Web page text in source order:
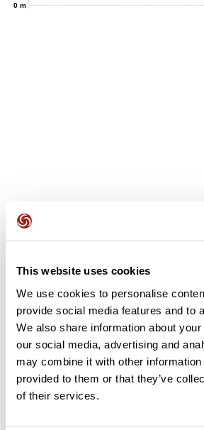
This website uses cookies
We use cookies to personalise
provide social media features and to
We also share information about
our social media, advertising and
may combine it with other information
provided to them or that they’ve
of their services.
0 m
Ajouter un avis
Découvrez ce parcours de vélo de 79